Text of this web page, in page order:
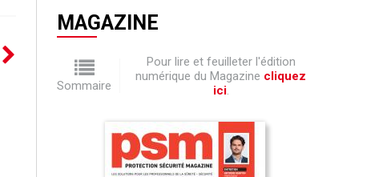
MAGAZINE
Sommaire
Pour lire et feuilleter l'édition
numérique du Magazine cliquez
ici.